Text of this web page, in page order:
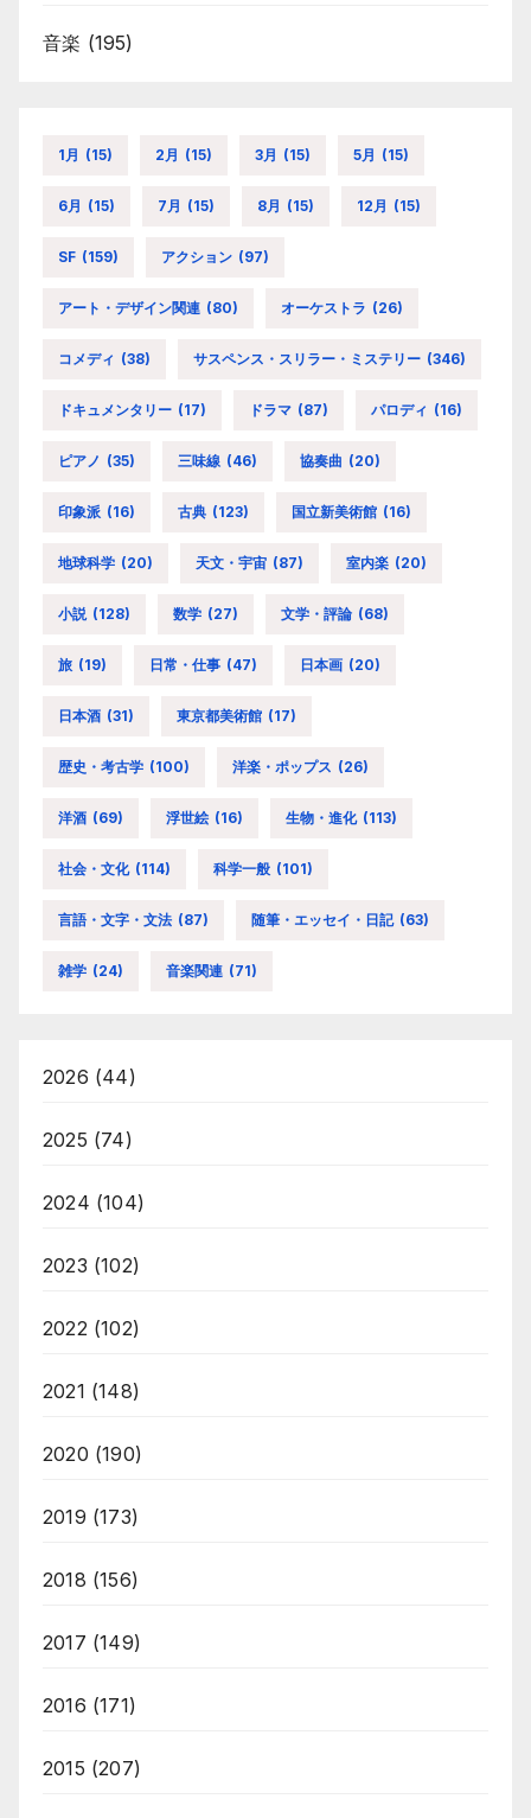
音楽 (195)
1月 (15) 2月 (15) 3月 (15) 5月 (15)
6月 (15) 7月 (15) 8月 (15) 12月 (15)
SF (159) アクション (97)
アート・デザイン関連 (80) オーケストラ (26)
コメディ (38) サスペンス・スリラー・ミステリー (346)
ドキュメンタリー (17) ドラマ (87) パロディ (16)
ピアノ (35) 三味線 (46) 協奏曲 (20)
印象派 (16) 古典 (123) 国立新美術館 (16)
地球科学 (20) 天文・宇宙 (87) 室内楽 (20)
小説 (128) 数学 (27) 文学・評論 (68)
旅 (19) 日常・仕事 (47) 日本画 (20)
日本酒 (31) 東京都美術館 (17)
歴史・考古学 (100) 洋楽・ポップス (26)
洋酒 (69) 浮世絵 (16) 生物・進化 (113)
社会・文化 (114) 科学一般 (101)
言語・文字・文法 (87) 随筆・エッセイ・日記 (63)
雑学 (24) 音楽関連 (71)
2026 (44)
2025 (74)
2024 (104)
2023 (102)
2022(102)
2021 (148)
2020 (190)
2019 (173)
2018 (156)
2017 (149)
2016 (171)
2015 (207)